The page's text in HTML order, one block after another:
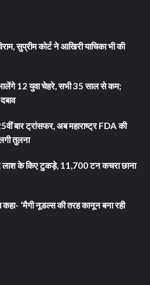
सुप्रीम कोर्ट ने आखिरी याचिका भी की
12 युवा चेहरे, सभी 35 साल से कम;
बार ट्रांसफर, अब महाराष्ट्र FDA की
तुलना
लाश के किए टुकड़े, 11,700 टन कचरा छाना
‘मैगी नूडल्स की तरह कानून बना रही